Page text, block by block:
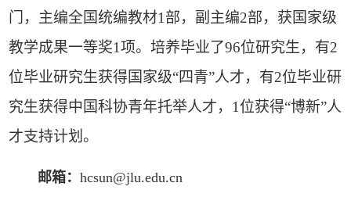
门，主编全国统编教材1 部，副主编2部，获国家级
教学成果一等奖1项。培养毕业了96位研究生，有2
位毕业研究生获得国家级“四青”人才，有2位毕业研
究生获得中国科协青年托举人才， 1位获得“博新”人
才支持计划。
邮箱：hcsun@jlu.edu.cn